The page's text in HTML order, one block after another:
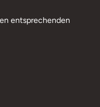
entsprechenden